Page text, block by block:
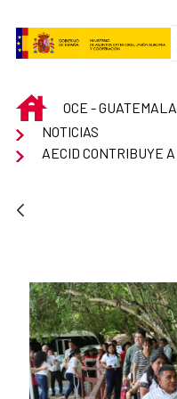
INICIOOCE - GUATEMALA
NOTICIAS